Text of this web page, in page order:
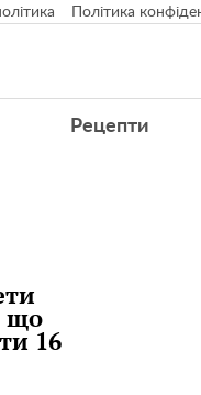
Політика
Рецепти
що
16